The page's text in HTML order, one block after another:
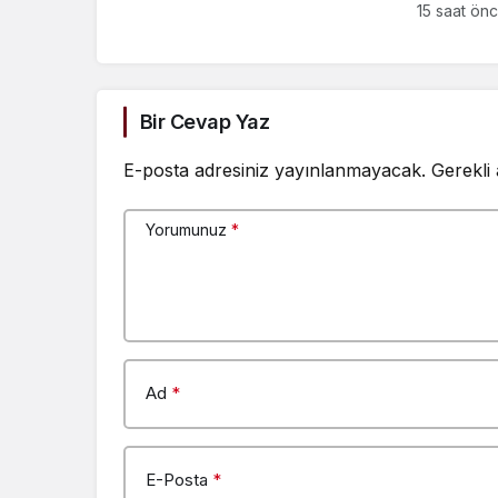
Türkeş
15 saat
Bir Cevap Yaz
E-posta adresiniz yayınlanmayacak. Gerekli
Yorumunuz *
Ad *
E-Posta *